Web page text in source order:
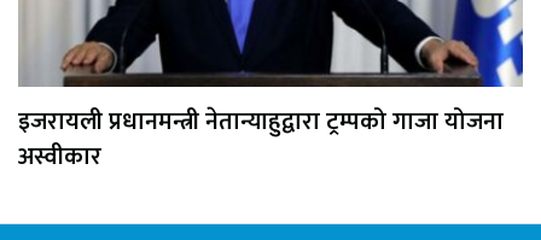
इजरायली प्रधानमन्त्री नेतान्याहुद्वारा ट्रम्पको गाजा योजना
अस्वीकार